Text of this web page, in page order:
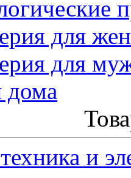
для
для
дома
и